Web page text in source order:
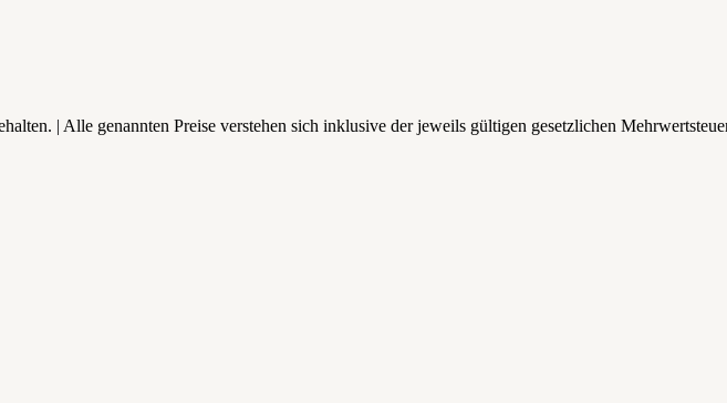
| Alle genannten Preise verstehen sich inklusive der jeweils gültigen gesetzlichen